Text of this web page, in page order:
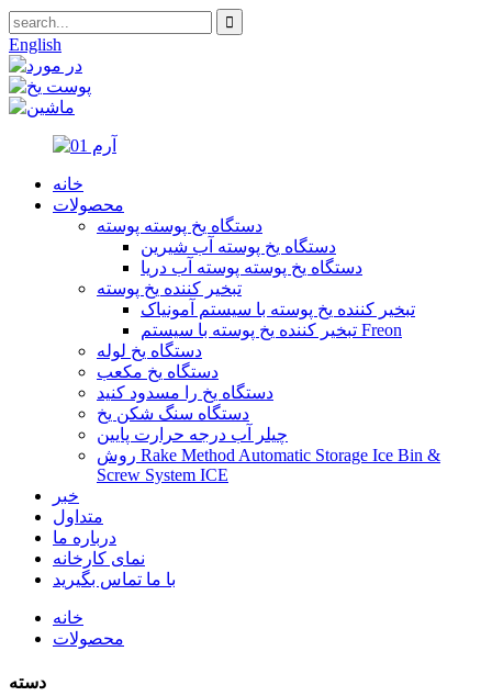
English
خانه
محصولات
دستگاه یخ پوسته پوسته
دستگاه یخ پوسته آب شیرین
دستگاه یخ پوسته پوسته آب دریا
تبخیر کننده یخ پوسته
تبخیر کننده یخ پوسته با سیستم آمونیاک
تبخیر کننده یخ پوسته با سیستم Freon
دستگاه یخ لوله
دستگاه یخ مکعب
دستگاه یخ را مسدود کنید
دستگاه سنگ شکن یخ
چیلر آب درجه حرارت پایین
روش Rake Method Automatic Storage Ice Bin &
Screw System ICE
خبر
متداول
درباره ما
نمای کارخانه
با ما تماس بگیرید
خانه
محصولات
دسته